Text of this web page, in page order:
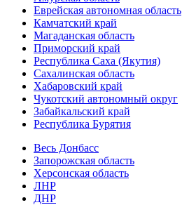
Еврейская автономная область
Камчатский край
Магаданская область
Приморский край
Республика Саха (Якутия)
Сахалинская область
Хабаровский край
Чукотский автономный округ
Забайкальский край
Республика Бурятия
Весь Донбасс
Запорожская область
Херсонская область
ЛНР
ДНР